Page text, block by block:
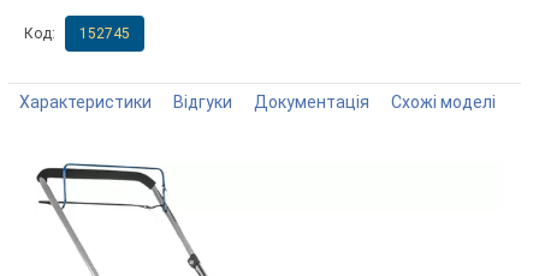
Код: 152745
Характеристики Відгуки Документація Схожі моделі